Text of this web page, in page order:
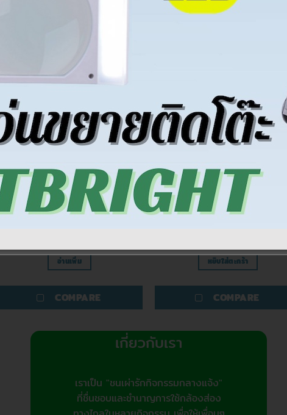
สินค้าหมดแล้ว
แว่นขยาย
แว่นขยายครอบหัว Carson 2x/3x
อ่านเพิ่ม
COMPARE
แว่นขยาย
แว่นขยายมือถือ Carson 2x รุ่น
หยิบใส่ตะกร้า
COMPARE
เกี่ยวกับเรา
เราเป็น "ชนเผ่ารักกิจกรรมกลางแจ้ง"
ที่ชื่นชอบและชำนาญการใช้กล้องส่อง